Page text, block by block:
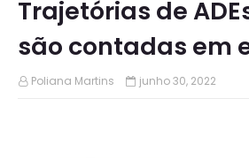
Trajetórias de
são contadas em
Poliana Martins junho 30, 2022